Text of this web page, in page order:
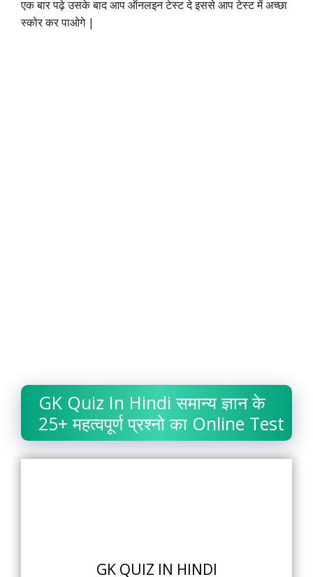
एक बार पढ़े उसके बाद आप ऑनलइन टेस्ट दे इससे आप टेस्ट में अच्छा
स्कोर कर पाओगे |
GK Quiz In Hindi समान्य ज्ञान के
25+ महत्वपूर्ण प्रश्नो का Online Test
GK QUIZ IN HINDI